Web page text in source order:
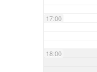
17:00
18:00